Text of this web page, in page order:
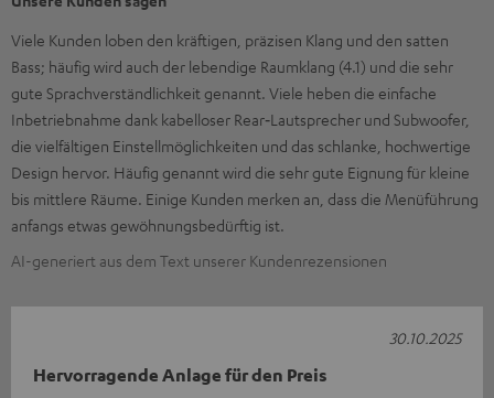
Viele Kunden loben den kräftigen, präzisen Klang und den satten
Bass; häufig wird auch der lebendige Raumklang (4.1) und die sehr
gute Sprachverständlichkeit genannt. Viele heben die einfache
Inbetriebnahme dank kabelloser Rear‑Lautsprecher und Subwoofer,
die vielfältigen Einstellmöglichkeiten und das schlanke, hochwertige
Design hervor. Häufig genannt wird die sehr gute Eignung für kleine
bis mittlere Räume. Einige Kunden merken an, dass die Menüführung
anfangs etwas gewöhnungsbedürftig ist.
AI-generiert aus dem Text unserer Kundenrezensionen
Hervorragende Anlage für den Preis
30.10.2025